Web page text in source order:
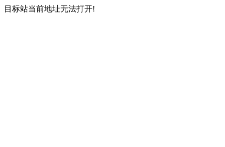
目标站当前地址无法打开!